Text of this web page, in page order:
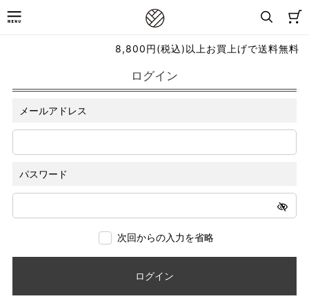
8,800円(税込)以上お買上げで送料無料
ログイン
メールアドレス
パスワード
次回からの入力を省略
ログイン